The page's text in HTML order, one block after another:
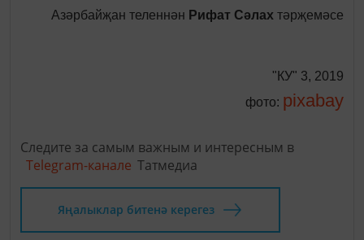
Азәрбайҗан теленнән Рифат Сәлах тәрҗемәсе
"КУ" 3, 2019
фото: pixabay
Следите за самым важным и интересным в
Telegram-канале Татмедиа
Яңалыклар битенә керегез